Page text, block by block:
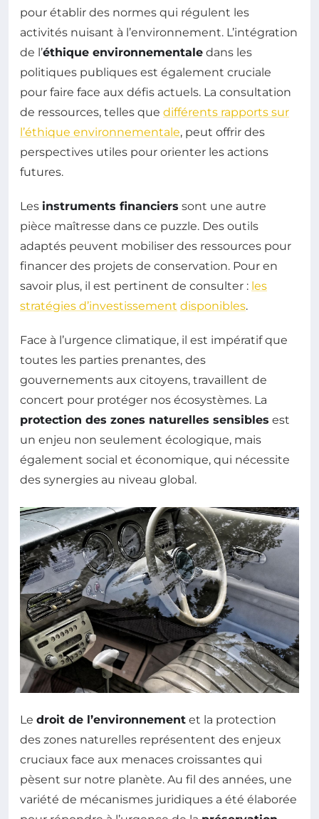
pour établir des normes qui régulent les
activités nuisant à l’environnement. L’intégration
de l’éthique environnementale dans les
politiques publiques est également cruciale
pour faire face aux défis actuels. La consultation
de ressources, telles que différents rapports sur
l’éthique environnementale, peut offrir des
perspectives utiles pour orienter les actions
futures.
Les instruments financiers sont une autre
pièce maîtresse dans ce puzzle. Des outils
adaptés peuvent mobiliser des ressources pour
financer des projets de conservation. Pour en
savoir plus, il est pertinent de consulter : les
stratégies d’investissement disponibles.
Face à l’urgence climatique, il est impératif que
toutes les parties prenantes, des
gouvernements aux citoyens, travaillent de
concert pour protéger nos écosystèmes. La
protection des zones naturelles sensibles est
un enjeu non seulement écologique, mais
également social et économique, qui nécessite
des synergies au niveau global.
Le droit de l’environnement et la protection
des zones naturelles représentent des enjeux
cruciaux face aux menaces croissantes qui
pèsent sur notre planète. Au fil des années, une
variété de mécanismes juridiques a été élaborée